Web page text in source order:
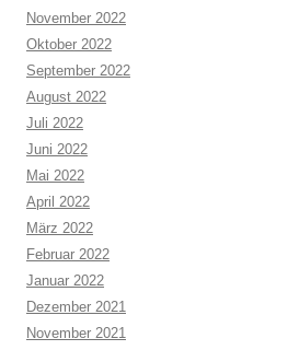
November 2022
Oktober 2022
September 2022
August 2022
Juli 2022
Juni 2022
Mai 2022
April 2022
März 2022
Februar 2022
Januar 2022
Dezember 2021
November 2021